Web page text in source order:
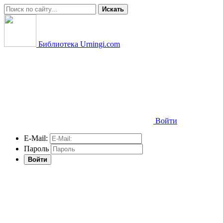
Искать
Библиотека Urningi.com
Войти
E-Mail:
Пароль
Войти